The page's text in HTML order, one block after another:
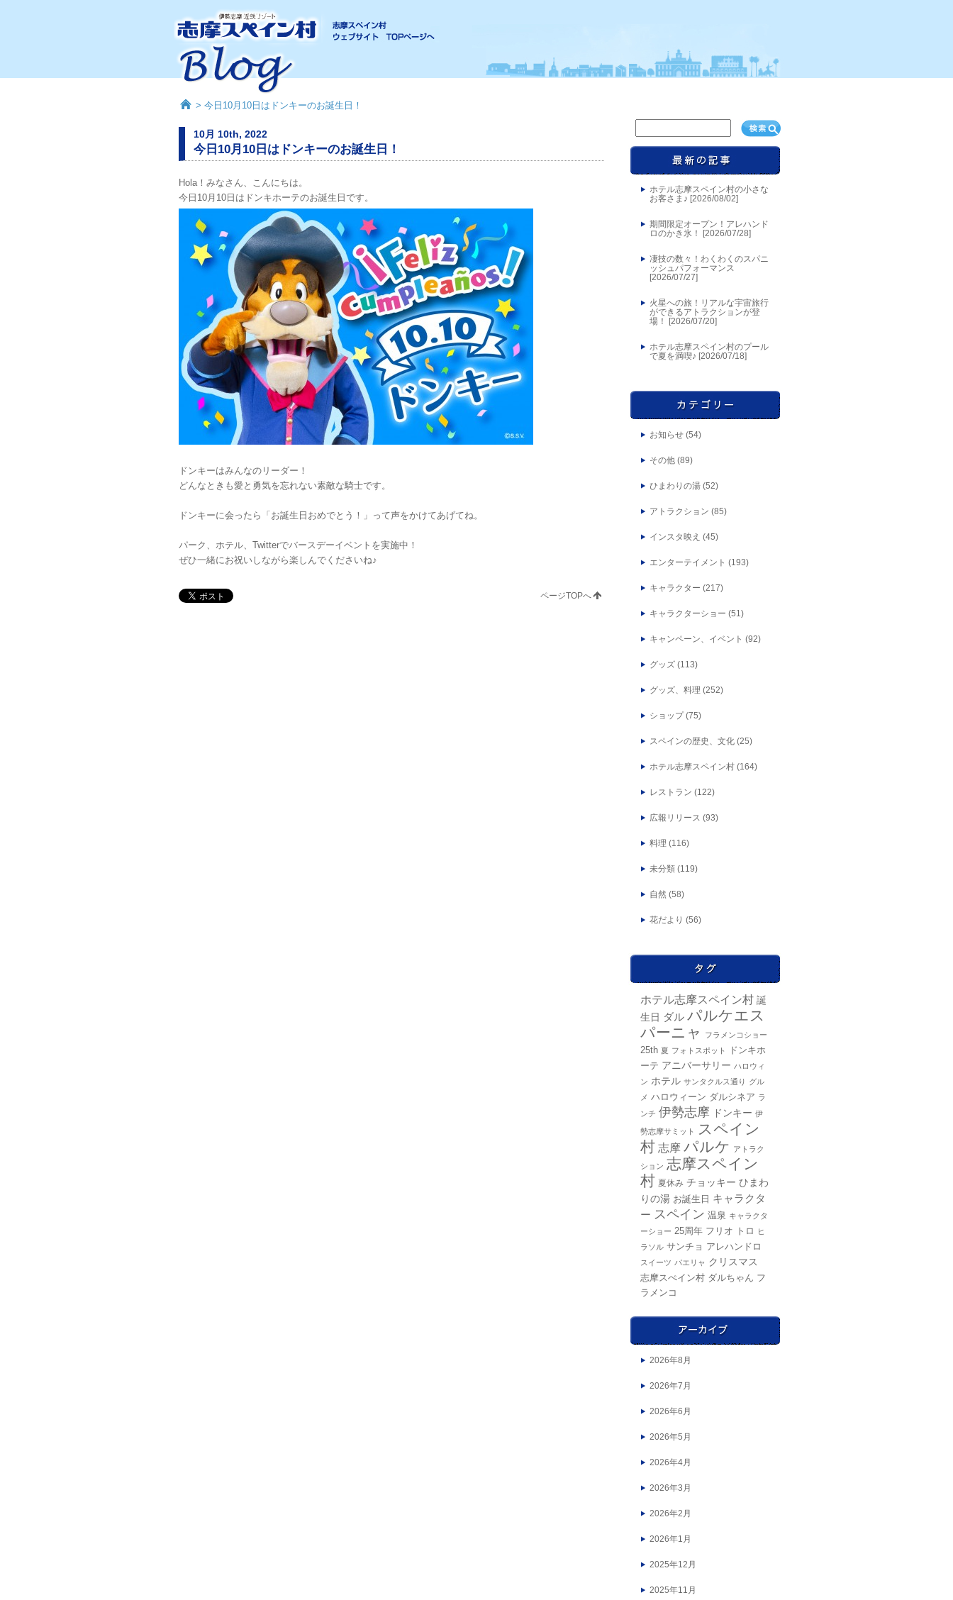
> 今日10月10日はドンキーのお誕生日！
10月 10th, 2022
今日10月10日はドンキーのお誕生日！
Hola！みなさん、こんにちは。
今日10月10日はドンキホーテのお誕生日です。
ドンキーはみんなのリーダー！
どんなときも愛と勇気を忘れない素敵な騎士です。
ドンキーに会ったら「お誕生日おめでとう！」って声をかけてあげてね。
パーク、ホテル、Twitterでバースデーイベントを実施中！
ぜひ一緒にお祝いしながら楽しんでくださいね♪
ページTOPへ
ホテル志摩スペイン村の小さな
お客さま♪ [2026/08/02]
期間限定オープン！アレハンド
ロのかき氷！ [2026/07/28]
凄技の数々！わくわくのスパニ
ッシュパフォーマンス
[2026/07/27]
火星への旅！リアルな宇宙旅行
ができるアトラクションが登
場！ [2026/07/20]
ホテル志摩スペイン村のプール
で夏を満喫♪ [2026/07/18]
お知らせ (54)
その他 (89)
ひまわりの湯 (52)
アトラクション (85)
インスタ映え (45)
エンターテイメント (193)
キャラクター (217)
キャラクターショー (51)
キャンペーン、イベント (92)
グッズ (113)
グッズ、料理 (252)
ショップ(75)
スペインの歴史、文化 (25)
ホテル志摩スペイン村 (164)
レストラン (122)
広報リリース (93)
料理 (116)
未分類 (119)
自然 (58)
花だより (56)
ホテル志摩スペイン村 誕
生日 ダル パルケエス
パーニャ
フラメンコショー
25th 夏 フォトスポット
ドンキホ
ーテ アニバーサリー ハロウィ
ン ホテル サンタクルス通り グル
メ ハロウィーン ダルシネア ラ
ンチ 伊勢志摩 ドンキー 伊
勢志摩サミット
スペイン
村 志摩 パルケ アトラク
ション 志摩スペイン
村 夏休み チョッキー ひまわ
りの湯 お誕生日 キャラクタ
ー スペイン 温泉 キャラクタ
ーショー 25周年 フリオ トロ
ヒ
ラソル サンチョ アレハンドロ
スイーツ パエリャ クリスマス
志摩スぺイン村 ダルちゃん フ
ラメンコ
2026年8月
2026年7月
2026年6月
2026年5月
2026年4月
2026年3月
2026年2月
2026年1月
2025年12月
2025年11月